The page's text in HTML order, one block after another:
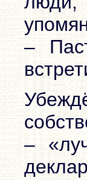
–
–